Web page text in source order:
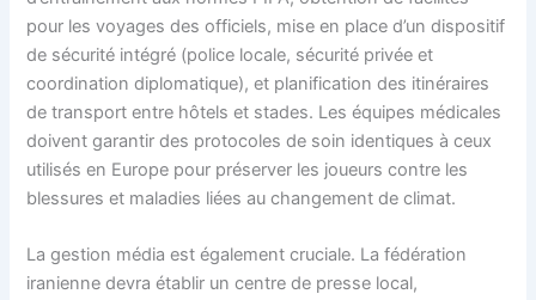
pour les voyages des officiels, mise en place d’un dispositif
de sécurité intégré (police locale, sécurité privée et
coordination diplomatique), et planification des itinéraires
de transport entre hôtels et stades. Les équipes médicales
doivent garantir des protocoles de soin identiques à ceux
utilisés en Europe pour préserver les joueurs contre les
blessures et maladies liées au changement de climat.
La gestion média est également cruciale. La fédération
iranienne devra établir un centre de presse local,